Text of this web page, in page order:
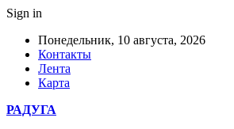
Sign in
Понедельник, 10 августа, 2026
Контакты
Лента
Карта
РАДУГА